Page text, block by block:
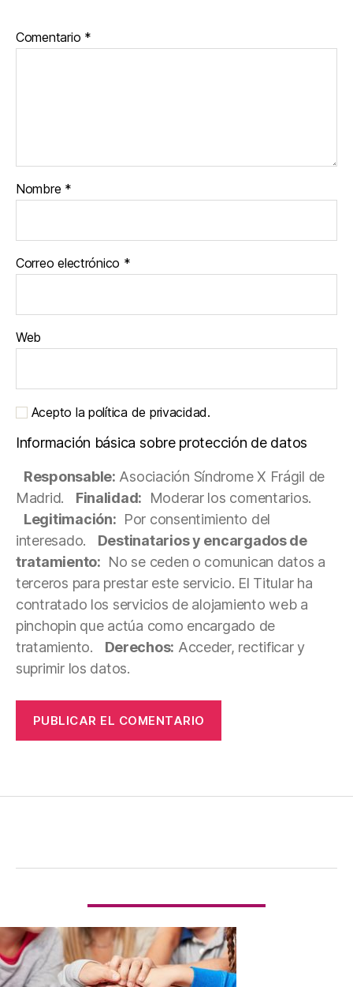
Comentario *
Nombre *
Correo electrónico *
Web
Acepto la política de privacidad.
Información básica sobre protección de datos
Responsable: Asociación Síndrome X Frágil de
Madrid.
Finalidad: Moderar los comentarios.
Legitimación: Por consentimiento del
interesado.
Destinatarios y encargados de
tratamiento: No se ceden o comunican datos a
terceros para prestar este servicio. El Titular ha
contratado los servicios de alojamiento web a
pinchopin que actúa como encargado de
tratamiento.
Derechos: Acceder, rectificar y
suprimir los datos.